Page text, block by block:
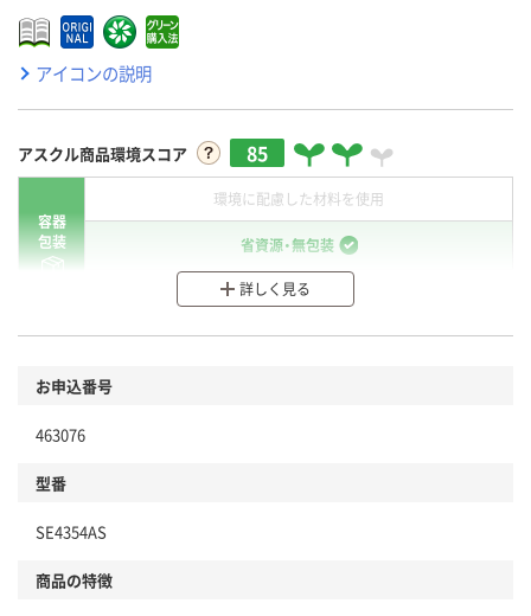
アイコンの説明
アスクル商品環境スコア 85
容器
包装
環境に配慮した材料を使用
省資源・無包装
分別・リサイクルしやすい設計
商品
本体
仕組
詳しく見る
お申込番号
463076
型番
SE4354AS
商品の特徴